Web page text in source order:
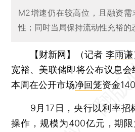
M2增速仍在较高位，且融资
性；同时当局保持流动性充裕的
【财新网】（记者 李雨谦
宽裕、美联储即将公布议息
本周在公开市场净回笼资金
9月17日，央行以利率招
操作，规模为400亿元，期